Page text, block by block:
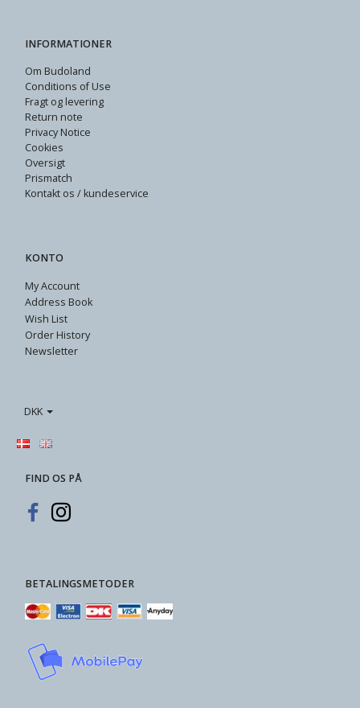
INFORMATIONER
Om Budoland
Conditions of Use
Fragt og levering
Return note
Privacy Notice
Cookies
Oversigt
Prismatch
Kontakt os / kundeservice
KONTO
My Account
Address Book
Wish List
Order History
Newsletter
DKK
FIND OS PÅ
BETALINGSMETODER